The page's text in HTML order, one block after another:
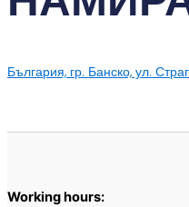
България, гр. Банско, ул.
Working hours: